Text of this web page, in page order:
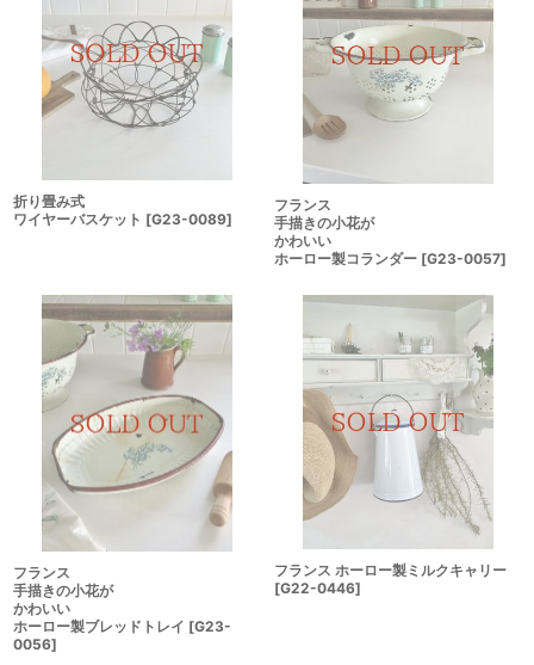
折り畳み式
ワイヤーバスケット [G23-0089]
フランス
手描きの小花が
かわいい
ホーロー製コランダー [G23-0057]
フランス
手描きの小花が
かわいい
ホーロー製ブレッドトレイ [G23-
0056]
フランス ホーロー製ミルクキャリー
[G22-0446]